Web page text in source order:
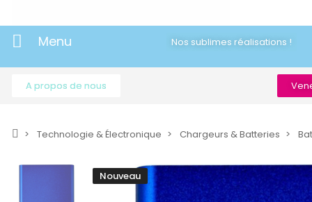
Menu Nos sublimes réalisations !
A propos de nous
Technologie & Électronique Chargeurs & Batteries
Nouveau